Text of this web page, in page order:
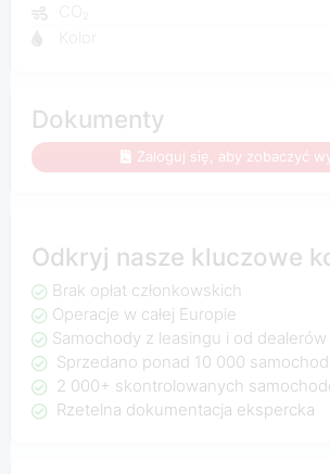
Dokumenty
Zaloguj się, aby zobaczyć
Odkryj nasze kluczowe
Brak opłat członkowskich
Operacje w całej Europie
Samochody z leasingu i od dealerów
Sprzedano ponad 10 000
2 000+ skontrolowanych
Rzetelna dokumentacja ekspercka